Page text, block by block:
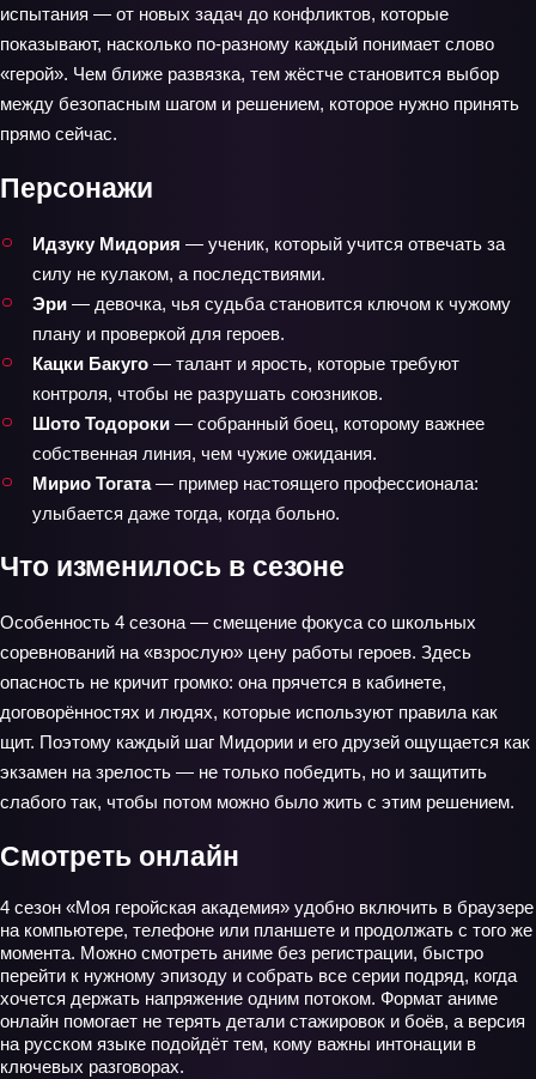
испытания — от новых задач до конфликтов, которые
показывают, насколько по‑разному каждый понимает слово
«герой». Чем ближе развязка, тем жёстче становится выбор
между безопасным шагом и решением, которое нужно принять
прямо сейчас.
Персонажи
Идзуку Мидория — ученик, который учится отвечать за
силу не кулаком, а последствиями.
Эри — девочка, чья судьба становится ключом к чужому
плану и проверкой для героев.
Кацки Бакуго — талант и ярость, которые требуют
контроля, чтобы не разрушать союзников.
Шото Тодороки — собранный боец, которому важнее
собственная линия, чем чужие ожидания.
Мирио Тогата— пример настоящего профессионала:
улыбается даже тогда, когда больно.
Что изменилось в сезоне
Особенность 4 сезона — смещение фокуса со школьных
соревнований на «взрослую» цену работы героев. Здесь
опасность не кричит громко: она прячется в кабинете,
договорённостях и людях, которые используют правила как
щит. Поэтому каждый шаг Мидории и его друзей ощущается как
экзамен на зрелость — не только победить, но и защитить
слабого так, чтобы потом можно было жить с этим решением.
Смотреть онлайн
4 сезон «Моя геройская академия» удобно включить в браузере
на компьютере, телефоне или планшете и продолжать с того же
момента. Можно смотреть аниме без регистрации, быстро
перейти к нужному эпизоду и собрать все серии подряд, когда
хочется держать напряжение одним потоком. Формат аниме
онлайн помогает не терять детали стажировок и боёв, а версия
на русском языке подойдёт тем, кому важны интонации в
ключевых разговорах.